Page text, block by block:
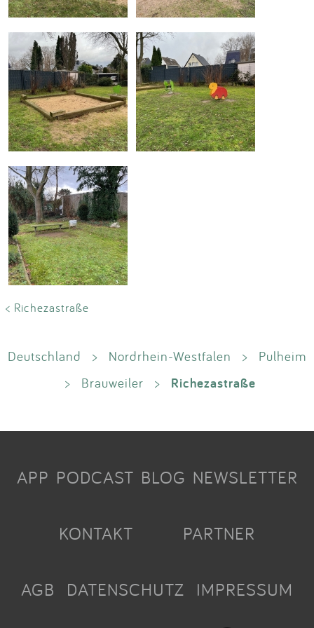
< Richezastraße
Deutschland > Nordrhein-Westfalen >
Pulheim
>
Brauweiler > Richezastraße
APP PODCAST BLOG NEWSLETTER
KONTAKT PARTNER
AGB DATENSCHUTZ IMPRESSUM